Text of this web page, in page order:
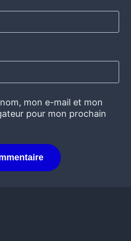
mon e-mail et mon
pour mon prochain